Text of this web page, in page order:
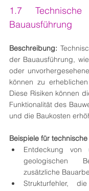
1.7
Bauausführung
Beschreibung:
der Bauausführung,
oder
können zu
Diese Risiken können
Funktionalität des
und die Baukosten
Beispiele für technische
Entdeckung von
geologischen
zusätzliche
Strukturfehler,